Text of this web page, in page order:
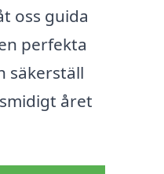
oss guida
perfekta
säkerställ
året